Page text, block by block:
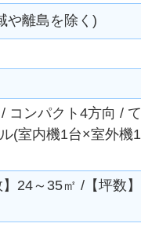
や離島を除く)
コンパクト4方向 / て
(室内機1台×室外機1
24～35㎡ /【坪数】